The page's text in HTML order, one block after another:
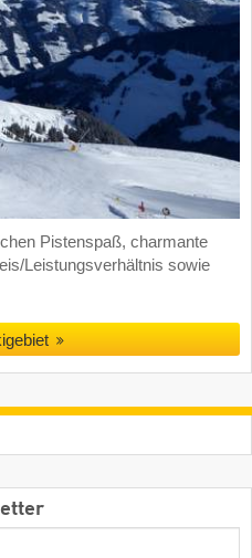
Pistenspaß, charmante
Leistungsverhältnis sowie